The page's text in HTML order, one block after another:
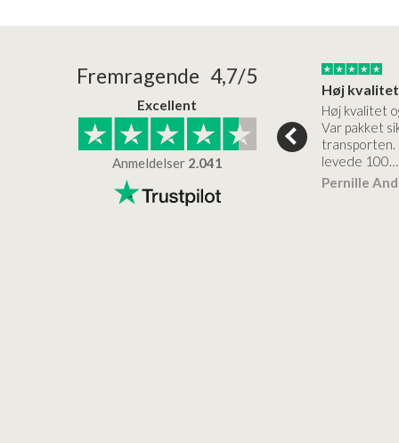
Fremragende 4,7/5
Excellent
Anmeldelser 2.041
24/01/2026
Superflot bademøbel og rigtig lynhurtig…
22/01/2026
Kanon god service
Kanon god service. Varerne
bliver leveret hurtigt, og det
er virkelig kvalitet.
Lise
Høj kvalitet
Var pakket
levede 100…
Pernille